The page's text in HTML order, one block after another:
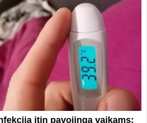
itin pavojinga vaikams: